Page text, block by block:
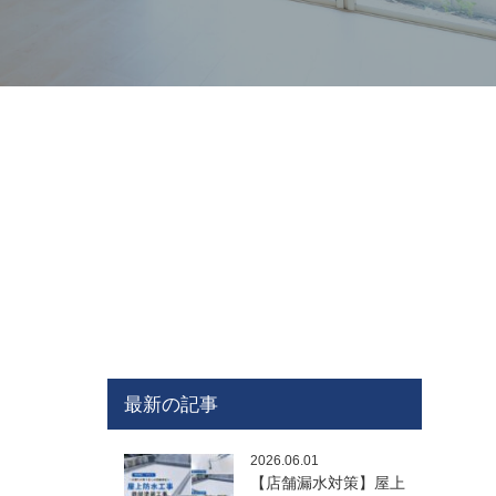
最新の記事
2026.06.01
【店舗漏水対策】屋上